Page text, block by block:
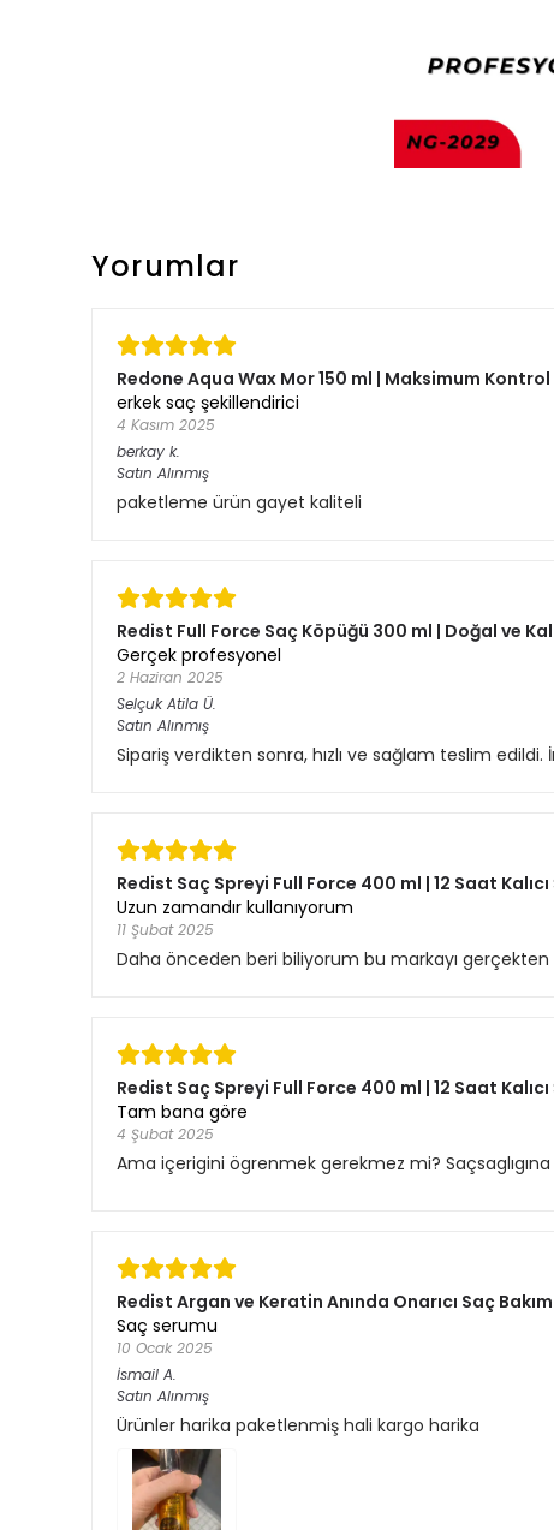
Yorumlar
Redone Aqua Wax Mor 150 ml | Maksimum Kontrol
erkek saç şekillendirici
4 Kasım 2025
berkay k.
Satın Alınmış
paketleme ürün gayet kaliteli
Redist Full Force Saç Köpüğü 300 ml | Doğal ve
Gerçek profesyonel
2 Haziran 2025
Selçuk Atila Ü.
Satın Alınmış
Sipariş verdikten sonra, hızlı ve sağlam teslim
Redist Saç Spreyi Full Force 400 ml | 12 Saat
Uzun zamandır kullanıyorum
11 Şubat 2025
Daha önceden beri biliyorum bu markayı
Redist Saç Spreyi Full Force 400 ml | 12 Saat
Tam bana göre
4 Şubat 2025
Ama içerigini ögrenmek gerekmez mi? Saçsaglıgına
Redist Argan ve Keratin Anında Onarıcı Saç
Saç serumu
10 Ocak 2025
İsmail A.
Satın Alınmış
Ürünler harika paketlenmiş hali kargo harika